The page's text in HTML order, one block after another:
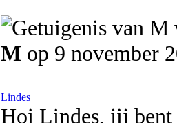
M op 9 november
Lindes
Hoi Lindes, jij bent